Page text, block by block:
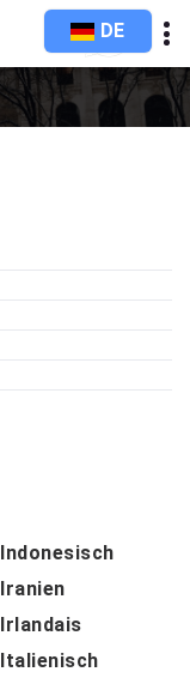
DE
Indonesisch
Iranien
Irlandais
Italienisch